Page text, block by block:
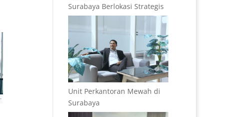
Surabaya Berlokasi Strategis
Unit Perkantoran Mewah di
Surabaya